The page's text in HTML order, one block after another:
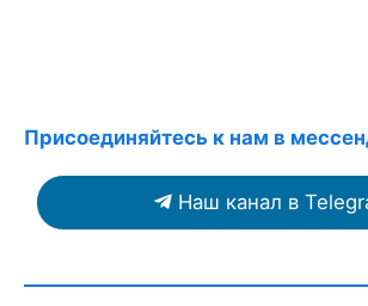
Присоединяйтесь к нам в
Наш канал в